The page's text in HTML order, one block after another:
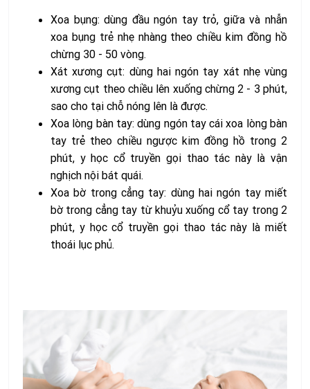
Xoa bụng: dùng đầu ngón tay trỏ, giữa và nhẫn
xoa bụng trẻ nhẹ nhàng theo chiều kim đồng hồ
chừng 30 - 50 vòng.
Xát xương cụt: dùng hai ngón tay xát nhẹ vùng
xương cụt theo chiều lên xuống chừng 2 - 3 phút,
sao cho tại chỗ nóng lên là được.
Xoa lòng bàn tay: dùng ngón tay cái xoa lòng bàn
tay trẻ theo chiều ngược kim đồng hồ trong 2
phút, y học cổ truyền gọi thao tác này là vận
nghịch nội bát quái.
Xoa bờ trong cẳng tay: dùng hai ngón tay miết
bờ trong cẳng tay từ khuỷu xuống cổ tay trong 2
phút, y học cổ truyền gọi thao tác này là miết
thoái lục phủ.